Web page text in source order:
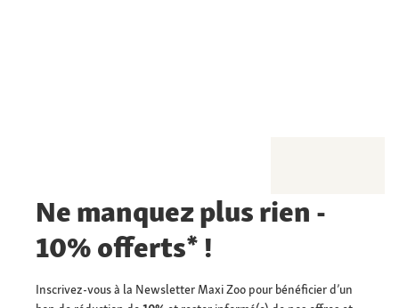
Ne manquez plus rien -
10% offerts* !
Inscrivez-vous à la Newsletter Maxi Zoo pour bénéficier d’un